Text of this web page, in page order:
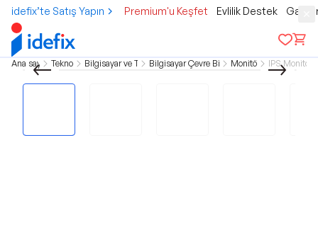
idefix’te Satış Yapın Premium'u Keşfet Evlilik Destek
Ana sayfa Teknoloji Bilgisayar ve TabletBilgisayar Çevre BirimleriMonitörler IPS